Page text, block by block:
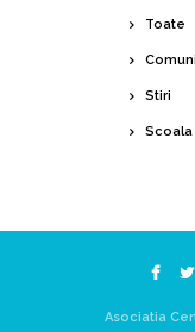
Toate
Stiri
Asociatia